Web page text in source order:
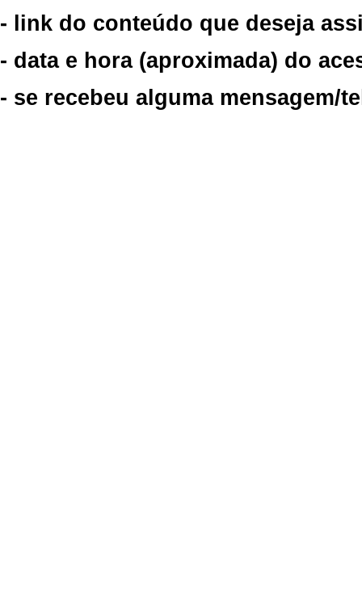
- link do conteúdo que deseja
- data e hora (aproximada) do
- se recebeu alguma mensagem/